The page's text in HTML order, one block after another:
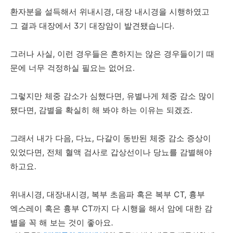
환자분을 설득해서 위내시경, 대장 내시경을 시행하였고
그 결과 대장에서 3기 대장암이 발견됐습니다.
그러나 사실, 이런 경우들은 흔하지는 않은 경우들이기 때
문에 너무 걱정하실 필요는 없어요.
그렇지만 체중 감소가 심했다면, 유별나게 체중 감소 많이
됐다면, 감별을 확실히 해 봐야 하는 이유는 되겠죠.
그래서 내가 다음, 다뇨, 다갈이 동반된 체중 감소 증상이
있었다면, 전체 혈액 검사로 갑상선이나 당뇨를 감별해야
하고요.
위내시경, 대장내시경, 복부 초음파 혹은 복부 CT, 흉부
엑스레이 혹은 흉부 CT까지 다 시행을 해서 암에 대한 감
별을 꼭 해 보는 것이 좋아요.